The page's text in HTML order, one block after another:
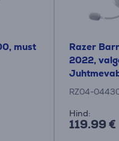
must
Razer
2022,
RZ04-
Hind:
119.99 €